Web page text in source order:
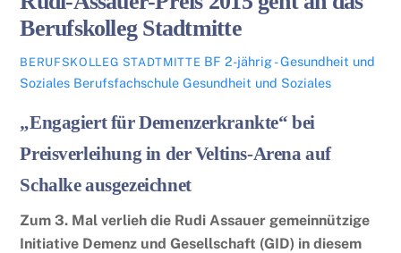
Berufskolleg Stadtmitte
BERUFSKOLLEG STADTMITTE BF 2-jährig - Gesundheit und
Soziales Berufsfachschule Gesundheit und Soziales
„Engagiert für Demenzerkrankte“ bei
Preisverleihung in der Veltins-Arena auf
Schalke ausgezeichnet
Zum 3. Mal verlieh die Rudi Assauer gemeinnützige
Initiative Demenz und Gesellschaft (GID) in diesem